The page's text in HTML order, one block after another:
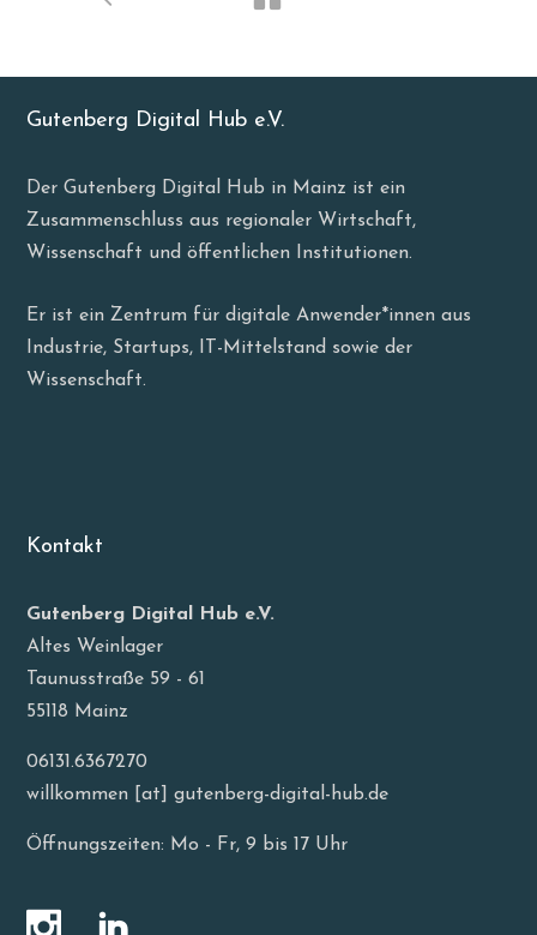
Gutenberg Digital Hub e.V.
Der Gutenberg Digital Hub in Mainz ist ein
Zusammenschluss aus regionaler Wirtschaft,
Wissenschaft und öffentlichen Institutionen.
Er ist ein Zentrum für digitale Anwender*innen aus
Industrie, Startups, IT-Mittelstand sowie der
Wissenschaft.
Kontakt
Gutenberg Digital Hub e.V.
Altes Weinlager
Taunusstraße 59 - 61
55118 Mainz
06131.6367270
willkommen [at] gutenberg-digital-hub.de
Öffnungszeiten: Mo - Fr, 9 bis 17 Uhr